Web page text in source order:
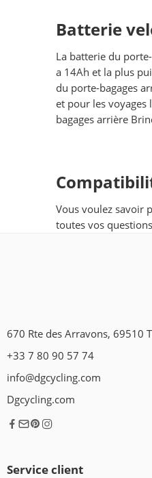
Batterie
La batterie du
a 14Ah et la plus
du porte-bagages
et pour les voyages
bagages arrière
Vous voulez savoir
toutes vos
670 Rte des Arravons, 69510
+33 7 80 90 57 74
info@dgcycling.com
Dgcycling.com
Service client